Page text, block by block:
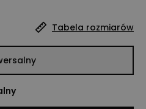
Tabela rozmiarów